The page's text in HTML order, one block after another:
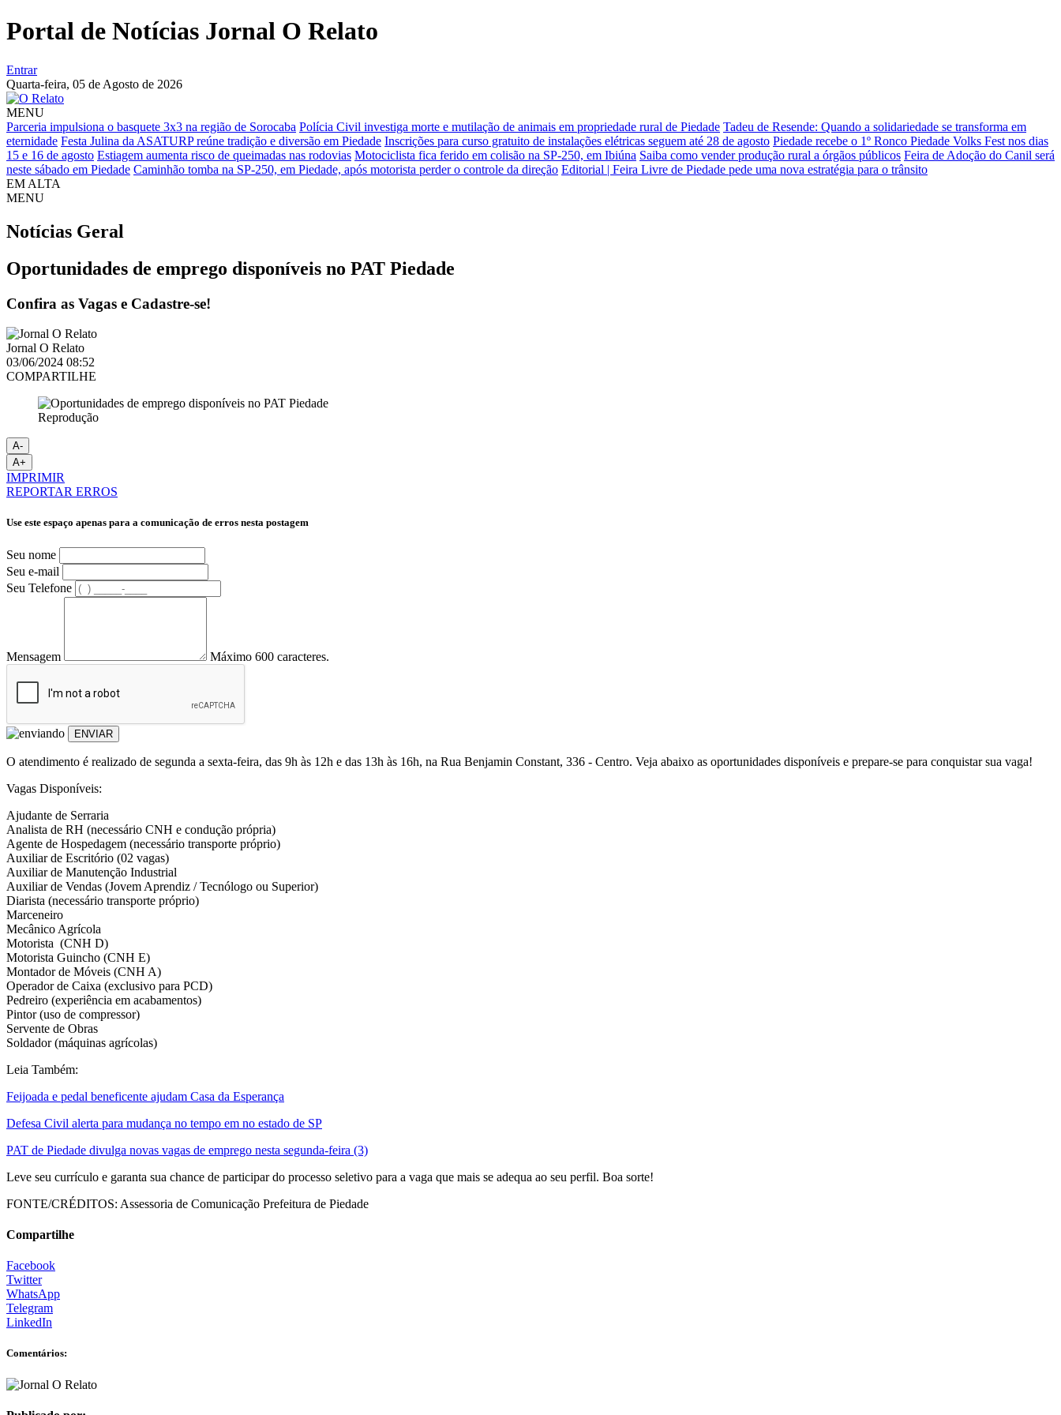
Portal de Notícias Jornal O Relato
Entrar
Quarta-feira, 05 de Agosto de 2026
MENU
Parceria impulsiona o basquete 3x3 na região de Sorocaba Polícia Civil investiga morte e mutilação de animais em propriedade rural de Piedade Tadeu de Resende: Quando a solidariedade se transforma em
eternidade Festa Julina da ASATURP reúne tradição e diversão em Piedade Inscrições para curso gratuito de instalações elétricas seguem até 28 de agosto Piedade recebe o 1º Ronco Piedade Volks Fest nos dias
15 e 16 de agosto Estiagem aumenta risco de queimadas nas rodovias Motociclista fica ferido em colisão na SP-250, em Ibiúna Saiba como vender produção rural a órgãos públicos Feira de Adoção do Canil será
neste sábado em Piedade Caminhão tomba na SP-250, em Piedade, após motorista perder o controle da direção Editorial | Feira Livre de Piedade pede uma nova estratégia para o trânsito
EM ALTA
MENU
Notícias Geral
Oportunidades de emprego disponíveis no PAT Piedade
Confira as Vagas e Cadastre-se!
Jornal O Relato
03/06/2024 08:52
COMPARTILHE
Reprodução
A-
A+
IMPRIMIR
REPORTAR ERROS
Use este espaço apenas para a comunicação de erros nesta postagem
Seu nome
Seu e-mail
Seu Telefone
Mensagem Máximo 600 caracteres.
ENVIAR
O atendimento é realizado de segunda a sexta-feira, das 9h às 12h e das 13h às 16h, na Rua Benjamin Constant, 336 - Centro. Veja abaixo as oportunidades disponíveis e prepare-se para conquistar sua vaga!
Vagas Disponíveis:
Ajudante de Serraria
Analista de RH (necessário CNH e condução própria)
Agente de Hospedagem (necessário transporte próprio)
Auxiliar de Escritório (02 vagas)
Auxiliar de Manutenção Industrial
Auxiliar de Vendas (Jovem Aprendiz / Tecnólogo ou Superior)
Diarista (necessário transporte próprio)
Marceneiro
Mecânico Agrícola
Motorista (CNH D)
Motorista Guincho (CNH E)
Montador de Móveis (CNH A)
Operador de Caixa (exclusivo para PCD)
Pedreiro (experiência em acabamentos)
Pintor (uso de compressor)
Servente de Obras
Soldador (máquinas agrícolas)
Leia Também:
Feijoada e pedal beneficente ajudam Casa da Esperança
Defesa Civil alerta para mudança no tempo em no estado de SP
PAT de Piedade divulga novas vagas de emprego nesta segunda-feira (3)
Leve seu currículo e garanta sua chance de participar do processo seletivo para a vaga que mais se adequa ao seu perfil. Boa sorte!
FONTE/CRÉDITOS: Assessoria de Comunicação Prefeitura de Piedade
Compartilhe
Facebook
Twitter
WhatsApp
Telegram
LinkedIn
Comentários: